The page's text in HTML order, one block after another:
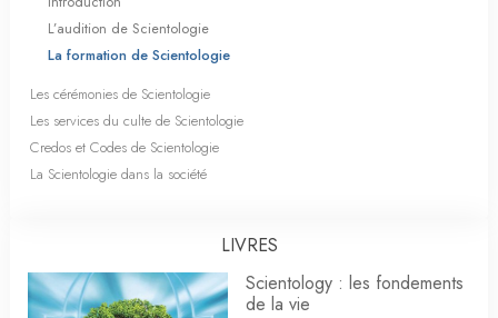
L’audition de Scientologie
La formation de Scientologie
Les cérémonies de Scientologie
Les services du culte de Scientologie
Credos et Codes de Scientologie
La Scientologie dans la société
LIVRES
Scientology : les fondements
de la vie